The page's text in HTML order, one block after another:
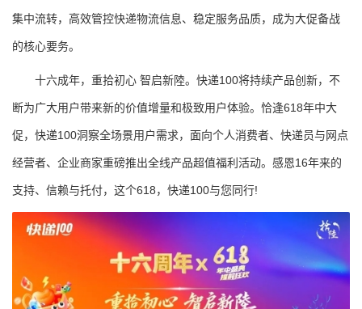
集中流转，高效管控快递物流信息、稳定服务品质，成为大促备战
的核心要务。
十六成年，重拾初心 智启新陸。快递100将持续产品创新，不
断为广大用户带来新的价值增量和极致用户体验。恰逢618年中大
促，快递100洞察全场景用户需求，面向个人消费者、快递员与网点
经营者、企业商家重磅推出全线产品超值福利活动。感恩16年来的
支持、信赖与托付，这个618，快递100与您同行!